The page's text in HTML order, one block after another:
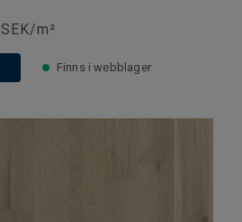
m²
Finns i webblager